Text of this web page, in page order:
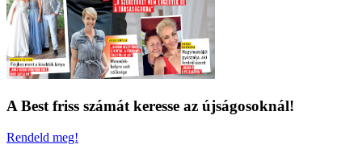
A Best friss számát keresse az újságosoknál!
Rendeld meg!